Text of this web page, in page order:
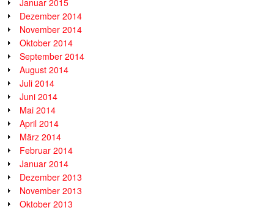
Dezember 2014
November 2014
Oktober 2014
September 2014
August 2014
Juli 2014
Juni 2014
Mai 2014
April 2014
März 2014
Februar 2014
Januar 2014
Dezember 2013
November 2013
Oktober 2013